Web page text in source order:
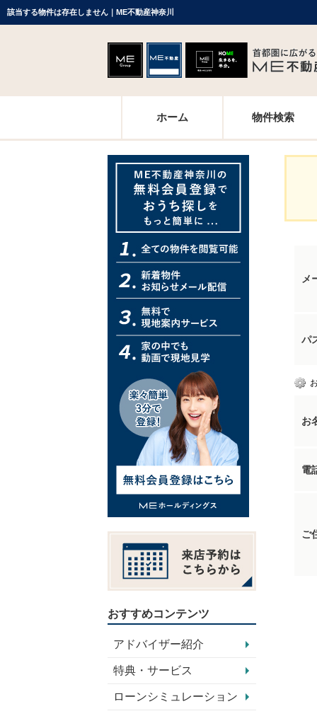
該当する物件は存在しません｜ME不動産神奈川
ホーム 物件検索
メ
パ
お
電
ご
おすすめコンテンツ
アドバイザー紹介
特典・サービス
ローンシミュレーション